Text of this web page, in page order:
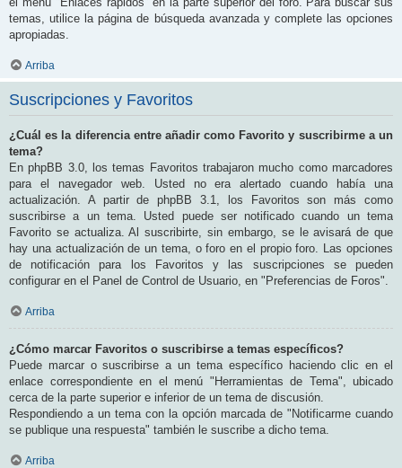
temas, utilice la página de búsqueda avanzada y complete las opciones
apropiadas.
Arriba
Suscripciones y Favoritos
¿Cuál es la diferencia entre añadir como Favorito y suscribirme a un
tema?
En phpBB 3.0, los temas Favoritos trabajaron mucho como marcadores
para el navegador web. Usted no era alertado cuando había una
actualización. A partir de phpBB 3.1, los Favoritos son más como
suscribirse a un tema. Usted puede ser notificado cuando un tema
Favorito se actualiza. Al suscribirte, sin embargo, se le avisará de que
hay una actualización de un tema, o foro en el propio foro. Las opciones
de notificación para los Favoritos y las suscripciones se pueden
configurar en el Panel de Control de Usuario, en "Preferencias de Foros".
Arriba
¿Cómo marcar Favoritos o suscribirse a temas específicos?
Puede marcar o suscribirse a un tema específico haciendo clic en el
enlace correspondiente en el menú "Herramientas de Tema", ubicado
cerca de la parte superior e inferior de un tema de discusión.
Respondiendo a un tema con la opción marcada de "Notificarme cuando
se publique una respuesta" también le suscribe a dicho tema.
Arriba